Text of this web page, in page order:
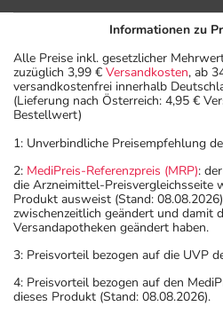
Informationen zu
Alle Preise inkl. gesetzlicher
zuzüglich 3,99 € Versandkosten, ab
versandkostenfrei innerhalb
(Lieferung nach Österreich: 4,95 €
Bestellwert)
1: Unverbindliche Preisempfehlung
2: MediPreis-Referenzpreis (MRP):
die Arzneimittel-Preisvergleichsseite
Produkt ausweist (Stand:
zwischenzeitlich geändert und damit
Versandapotheken geändert haben.
3: Preisvorteil bezogen auf die UVP
4: Preisvorteil bezogen auf den
dieses Produkt (Stand: 08.08.2026).